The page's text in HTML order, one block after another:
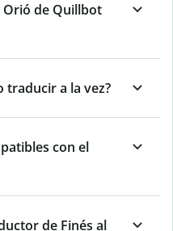
Orió de Quillbot
traducir a la vez?
con el
de Finés al